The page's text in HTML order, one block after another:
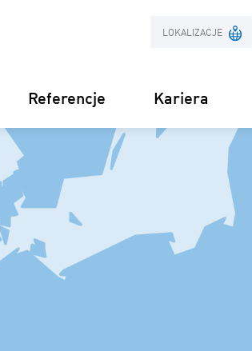
LOKALIZACJE
Finlandia
Chorwacja
Szukana fraza
Referencje Kariera